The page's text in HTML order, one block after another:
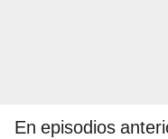
En episodios